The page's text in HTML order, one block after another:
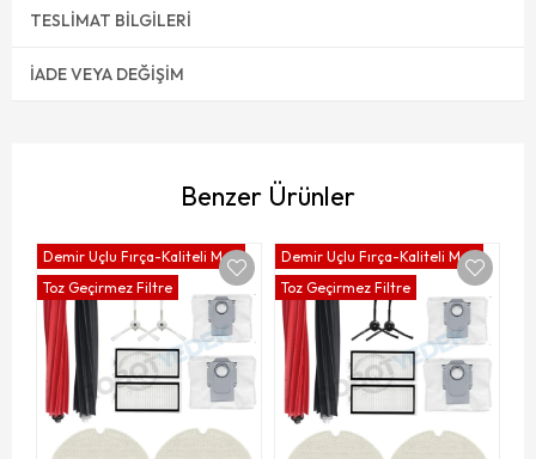
TESLIMAT BILGILERI
İADE VEYA DEĞIŞIM
Benzer Ürünler
Demir Uçlu Fırça-Kaliteli Mop
Toz Geçirmez Filtre
Demir Uçlu Fırça-Kaliteli Mop
Toz Geçirmez Filtre